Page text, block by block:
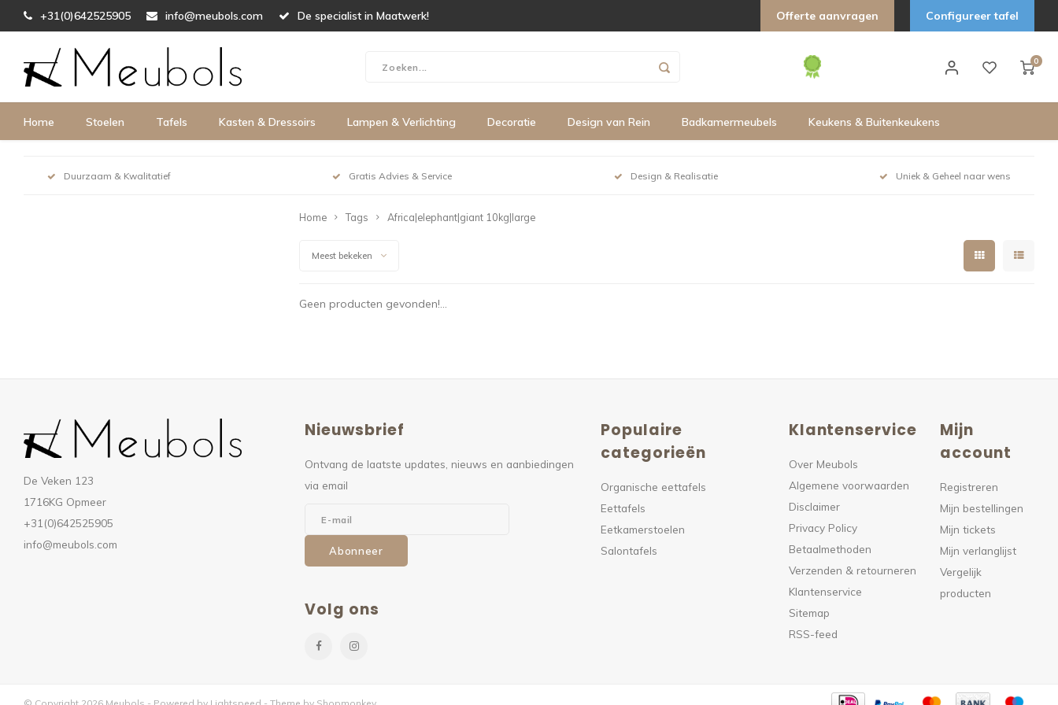
+31(0)642525905 info@meubols.com De specialist in Maatwerk! Offerte aanvragen Configureer tafel
0
Home Stoelen Tafels Kasten & Dressoirs Lampen & Verlichting Decoratie Design van Rein Badkamermeubels Keukens & Buitenkeukens
Duurzaam & Kwalitatief Gratis Advies & Service Design & Realisatie Uniek & Geheel naar wens
Home Tags Africa|elephant|giant 10kg|large
Meest bekeken
Geen producten gevonden!...
De Veken 123
1716KG Opmeer
+31(0)642525905
info@meubols.com
Nieuwsbrief
Ontvang de laatste updates, nieuws en aanbiedingen
via email
Abonneer
Volg ons
Populaire
categorieën
Organische eettafels
Eettafels
Eetkamerstoelen
Salontafels
Klantenservice
Over Meubols
Algemene voorwaarden
Disclaimer
Privacy Policy
Betaalmethoden
Verzenden & retourneren
Klantenservice
Sitemap
RSS-feed
Mijn
account
Registreren
Mijn bestellingen
Mijn tickets
Mijn verlanglijst
Vergelijk
producten